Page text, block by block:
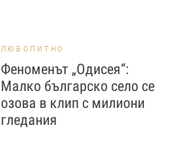
ЛЮБОПИТНО
Феноменът „Одисея“:
Малко българско село се
озова в клип с милиони
гледания